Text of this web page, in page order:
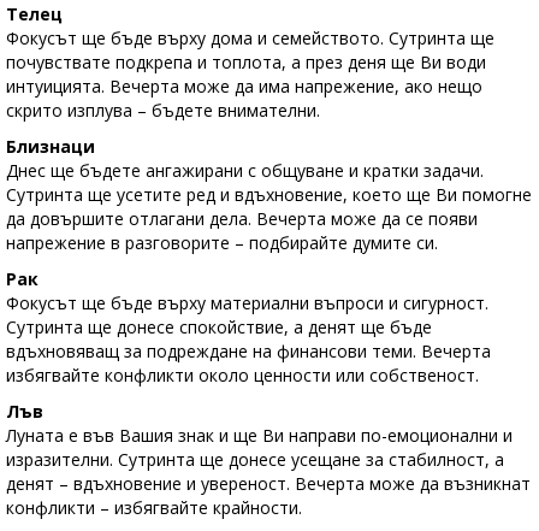
Телец
Фокусът ще бъде върху дома и семейството. Сутринта ще
почувствате подкрепа и топлота, а през деня ще Ви води
интуицията. Вечерта може да има напрежение, ако нещо
скрито изплува – бъдете внимателни.
Близнаци
Днес ще бъдете ангажирани с общуване и кратки задачи.
Сутринта ще усетите ред и вдъхновение, което ще Ви помогне
да довършите отлагани дела. Вечерта може да се появи
напрежение в разговорите – подбирайте думите си.
Рак
Фокусът ще бъде върху материални въпроси и сигурност.
Сутринта ще донесе спокойствие, а денят ще бъде
вдъхновяващ за подреждане на финансови теми. Вечерта
избягвайте конфликти около ценности или собственост.
Лъв
Луната е във Вашия знак и ще Ви направи по-емоционални и
изразителни. Сутринта ще донесе усещане за стабилност, а
денят – вдъхновение и увереност. Вечерта може да възникнат
конфликти – избягвайте крайности.